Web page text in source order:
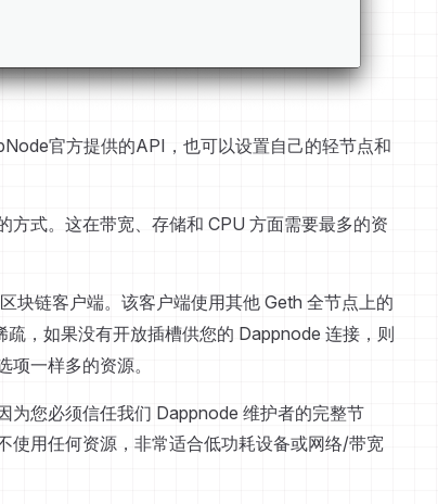
官方提供的API，也可以设置自己的轻节点和
方式。这在带宽、存储和 CPU 方面需要最多的资
区块链客户端。该客户端使用其他 Geth 全节点上的
疏，如果没有开放插槽供您的 Dappnode 连接，则
一样多的资源。
为您必须信任我们 Dappnode 维护者的完整节
使用任何资源，非常适合低功耗设备或网络/带宽